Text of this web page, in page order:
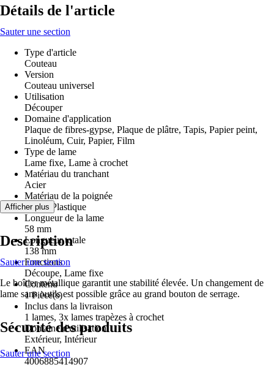
Détails de l'article
Sauter une section
Type d'article
Couteau
Version
Couteau universel
Utilisation
Découper
Domaine d'application
Plaque de fibres-gypse, Plaque de plâtre, Tapis, Papier peint,
Linoléum, Cuir, Papier, Film
Type de lame
Lame fixe, Lame à crochet
Matériau du tranchant
Acier
Matériau de la poignée
Métal, Plastique
Longueur de la lame
58 mm
Longueur totale
138 mm
Fonctions
Découpe, Lame fixe
Contenu
1 Pièce(s)
Inclus dans la livraison
1 lames, 3x lames trapèzes à crochet
Domaine d'utilisation
Extérieur, Intérieur
EAN
4006885414907
Afficher plus
Description
Sauter une section
Le boîtier métallique garantit une stabilité élevée. Un changement de
lame sans outils est possible grâce au grand bouton de serrage.
Sécurité des produits
Sauter une section